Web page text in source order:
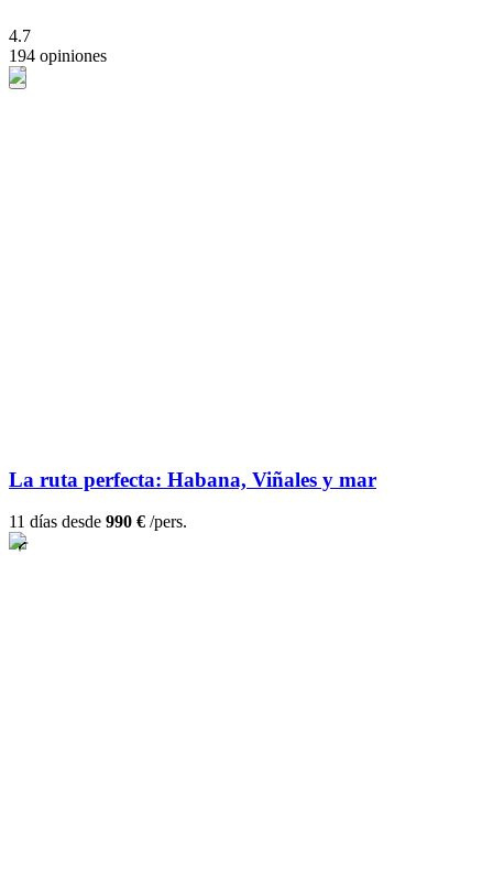
4.7
194 opiniones
La ruta perfecta: Habana, Viñales y mar
11 días desde 990 € /pers.